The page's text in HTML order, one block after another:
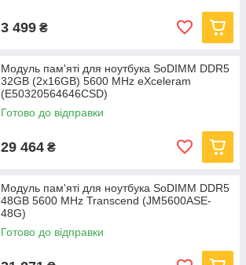
3 499 ₴
Модуль пам'яті для ноутбука SoDIMM DDR5
32GB (2x16GB) 5600 MHz eXceleram
(E50320564646CSD)
Готово до відправки
29 464 ₴
Модуль пам'яті для ноутбука SoDIMM DDR5
48GB 5600 MHz Transcend (JM5600ASE-
48G)
Готово до відправки